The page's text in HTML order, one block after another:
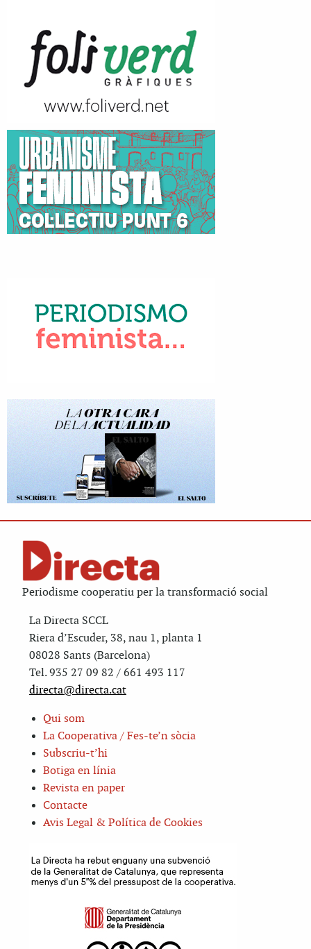
Periodisme cooperatiu per la transformació social
La Directa SCCL
Riera d’Escuder, 38, nau 1, planta 1
08028 Sants (Barcelona)
Tel. 935 27 09 82 / 661 493 117
directa@directa.cat
Qui som
La Cooperativa / Fes-te’n sòcia
Subscriu-t’hi
Botiga en línia
Revista en paper
Contacte
Avis Legal & Política de Cookies